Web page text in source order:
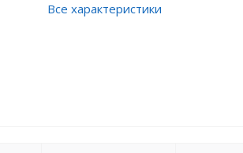
Все характеристики